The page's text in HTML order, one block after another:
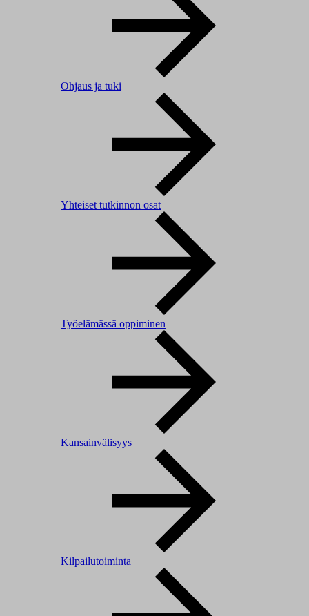
Ohjaus ja tuki
Yhteiset tutkinnon osat
Työelämässä oppiminen
Kansainvälisyys
Kilpailutoiminta